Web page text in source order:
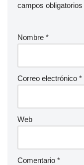
campos
Nombre *
Correo electrónico *
Web
Comentario *